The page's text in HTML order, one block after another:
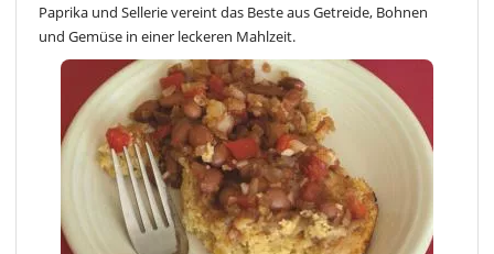
Paprika und Sellerie vereint das Beste aus Getreide, Bohnen
und Gemüse in einer leckeren Mahlzeit.